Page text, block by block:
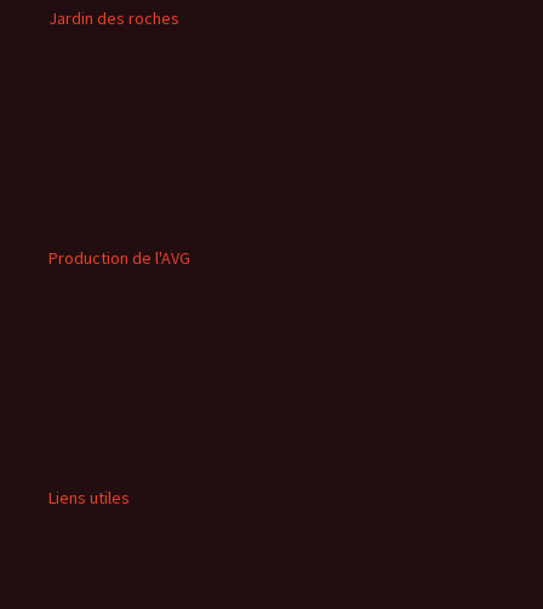
Jardin des roches
Production de l'AVG
Liens utiles